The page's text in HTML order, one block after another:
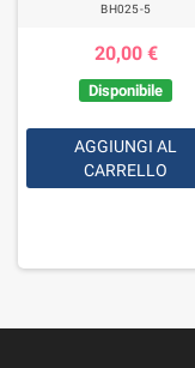
BH025-5
20,00 €
Disponibile
AGGIUNGI AL
CARRELLO